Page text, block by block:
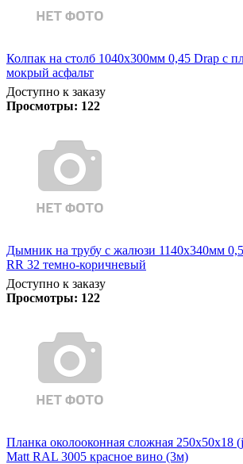
Колпак на столб 1040х300мм 0,45 Drap с
мокрый асфальт
Доступно к заказу
Просмотры: 122
Дымник на трубу с жалюзи 1140х340мм
RR 32 темно-коричневый
Доступно к заказу
Просмотры: 122
Планка околооконная сложная 250х50х18
Matt RAL 3005 красное вино (3м)